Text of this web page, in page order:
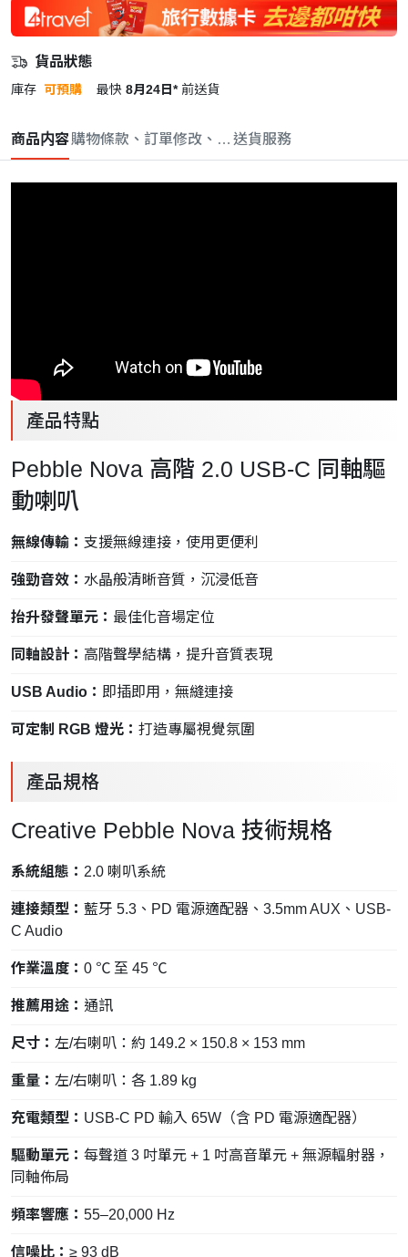
貨品狀態
庫存 可預購 最快 8月24日* 前送貨
商品内容購物條款、訂單修改、取消與退款政策
送貨服務
產品特點
Pebble Nova 高階 2.0 USB-C 同軸驅
動喇叭
無線傳輸： 支援無線連接，使用更便利
強勁音效： 水晶般清晰音質，沉浸低音
抬升發聲單元： 最佳化音場定位
同軸設計： 高階聲學結構，提升音質表現
USB Audio： 即插即用，無縫連接
可定制 RGB 燈光： 打造專屬視覺氛圍
產品規格
Creative Pebble Nova 技術規格
系統組態： 2.0 喇叭系統
連接類型： 藍牙 5.3、PD 電源適配器、3.5mm AUX、USB-
C Audio
作業溫度： 0 ℃ 至 45 ℃
推薦用途： 通訊
尺寸： 左/右喇叭：約 149.2 × 150.8 × 153 mm
重量： 左/右喇叭：各 1.89 kg
充電類型： USB-C PD 輸入 65W（含 PD 電源適配器）
驅動單元： 每聲道 3 吋單元 + 1 吋高音單元 + 無源輻射器，
同軸佈局
頻率響應： 55–20,000 Hz
信噪比： ≥ 93 dB